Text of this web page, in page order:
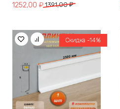
1391,00₽
Первоначальная
1391,00 ₽.
1252,00 ₽
Текущая
Скидка -14%